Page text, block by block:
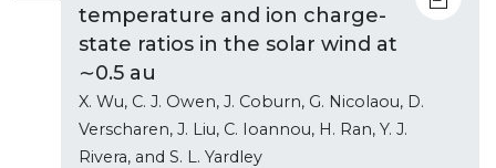
temperature and ion charge-
state ratios in the solar wind at
∼0.5 au
X. Wu, C. J. Owen, J. Coburn, G. Nicolaou, D.
Verscharen, J. Liu, C. Ioannou, H. Ran, Y. J.
Rivera, and S. L. Yardley